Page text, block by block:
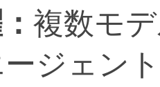
複数モ
ジェン